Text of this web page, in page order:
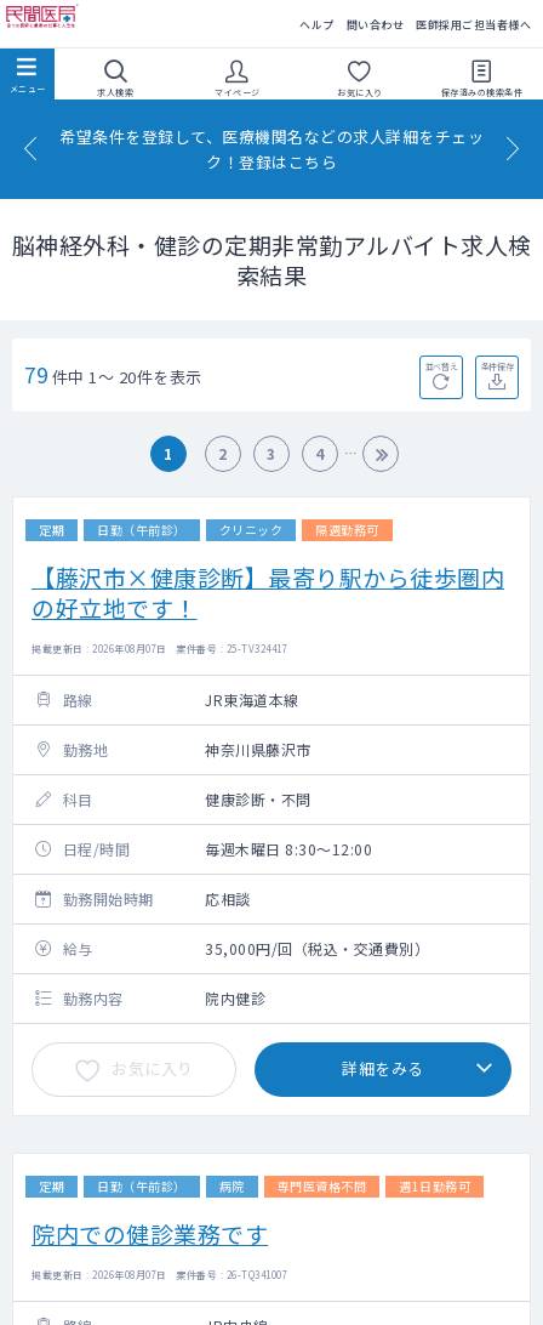
ヘルプ 問い合わせ 医師採用ご担当者様へ
求人検索 マイページ お気に入り 保存済みの検索条件
希望条件を登録して、医療機関名などの求人詳細をチェッ
ク！登録はこちら
脳神経外科・健診の定期非常勤アルバイト求人検
索結果
79 件中 1～ 20件を表示 並べ替え 条件保存
1 2 3 4
定期 日勤（午前診） クリニック 隔週勤務可
【藤沢市×健康診断】最寄り駅から徒歩圏内
の好立地です！
掲載更新日 : 2026年08月07日 案件番号 : 25-TV324417
路線 JR東海道本線
勤務地 神奈川県藤沢市
科目 健康診断・不問
日程/時間 毎週木曜日 8:30～12:00
勤務開始時期 応相談
給与 35,000円/回（税込・交通費別）
勤務内容 院内健診
お気に入り 詳細をみる
定期 日勤（午前診） 病院 専門医資格不問 週1日勤務可
院内での健診業務です
掲載更新日 : 2026年08月07日 案件番号 : 26-TQ341007